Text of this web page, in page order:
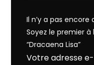
Il n’y a pas encore
Soyez le premier à
“Dracaena Lisa”
Votre adresse